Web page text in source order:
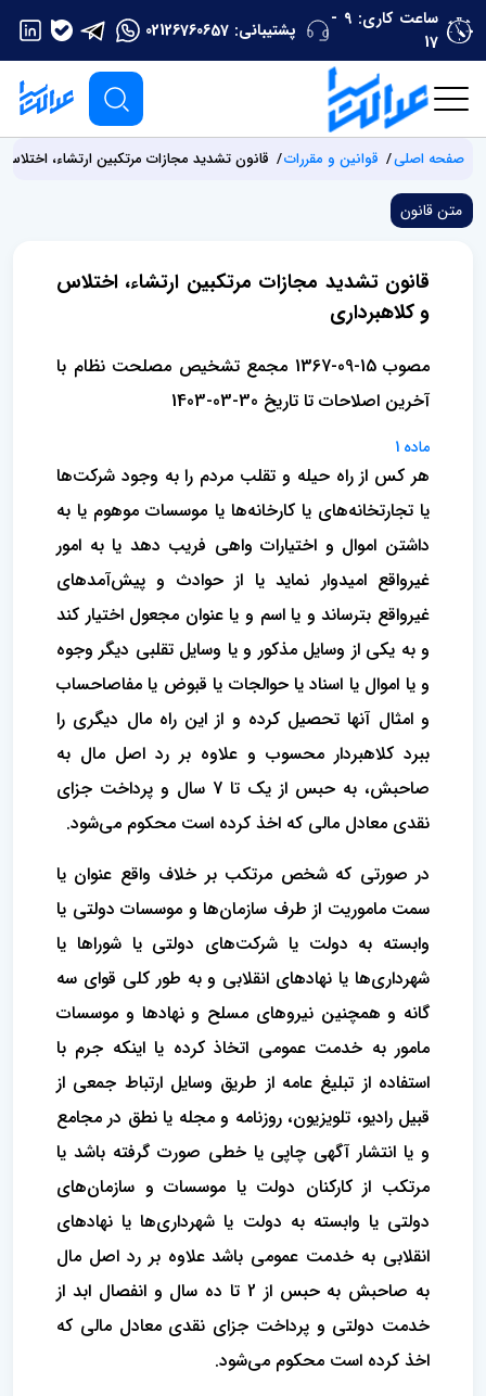
ساعت کاری: 9 -
17
پشتیبانی: 02126760657
صفحه اصلی قوانین و مقررات قانون تشدید مجازات مرتکبین ارتشاء، اختلاس
متن قانون
قانون تشدید مجازات مرتکبین ارتشاء، اختلاس
و کلاهبرداری
مصوب 15-09-1367 مجمع تشخیص مصلحت نظام با
آخرین اصلاحات تا تاریخ 30-03-1403
ماده 1
هر کس از راه حیله و تقلب مردم را به وجود شرکت‌ها
یا تجارتخانه‌های یا کارخانه‌ها یا موسسات موهوم یا به
داشتن اموال و اختیارات واهی فریب دهد یا به امور
غیرواقع امیدوار نماید یا از حوادث و پیش‌آمدهای
غیرواقع بترساند و یا اسم و یا عنوان مجعول اختیار کند
و به یکی از وسایل مذکور و یا وسایل تقلبی دیگر وجوه
و یا اموال یا اسناد یا حوالجات یا قبوض یا مفاصاحساب
و امثال آنها تحصیل کرده و از این راه مال دیگری را
ببرد کلاهبردار محسوب و علاوه بر رد اصل مال به
صاحبش، به حبس از یک تا 7 سال و پرداخت جزای
نقدی معادل مالی که اخذ کرده است محکوم می‌شود.
در صورتی که شخص مرتکب بر خلاف واقع عنوان یا
سمت ماموریت از طرف سازمان‌ها و موسسات دولتی یا
وابسته به دولت یا شرکت‌های دولتی یا شوراها یا
شهرداری‌ها یا نهادهای انقلابی و به طور کلی قوای سه
گانه و همچنین نیروهای مسلح و نهادها و موسسات
مامور به خدمت عمومی اتخاذ کرده یا اینکه جرم با
استفاده از تبلیغ عامه از طریق وسایل ارتباط جمعی از
قبیل رادیو، تلویزیون، روزنامه و مجله یا نطق در مجامع
و یا انتشار آگهی چاپی یا خطی صورت گرفته باشد یا
مرتکب از کارکنان دولت یا موسسات و سازمان‌های
دولتی یا وابسته به دولت یا شهرداری‌ها یا نهادهای
انقلابی به خدمت عمومی باشد علاوه بر رد اصل مال
به صاحبش به حبس از 2 تا ده سال و انفصال ابد از
خدمت دولتی و پرداخت جزای نقدی معادل مالی که
اخذ کرده است محکوم می‌شود.